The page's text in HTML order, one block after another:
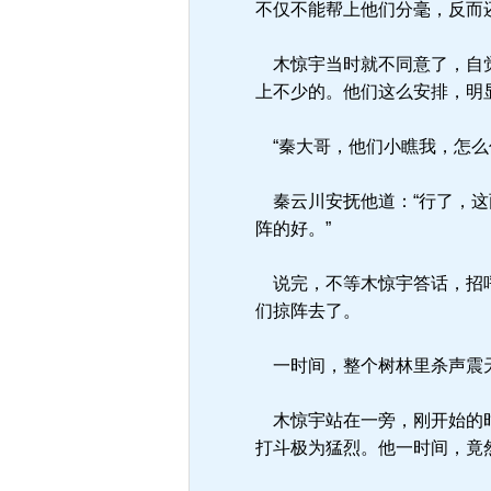
不仅不能帮上他们分毫，反
木惊宇当时就不同意了，自
上不少的。他们这么安排，
“秦大哥，他们小瞧我，怎
秦云川安抚他道：“行了，
阵的好。”
说完，不等木惊宇答话，招
们掠阵去了。
一时间，整个树林里杀声震
木惊宇站在一旁，刚开始的
打斗极为猛烈。他一时间，竟